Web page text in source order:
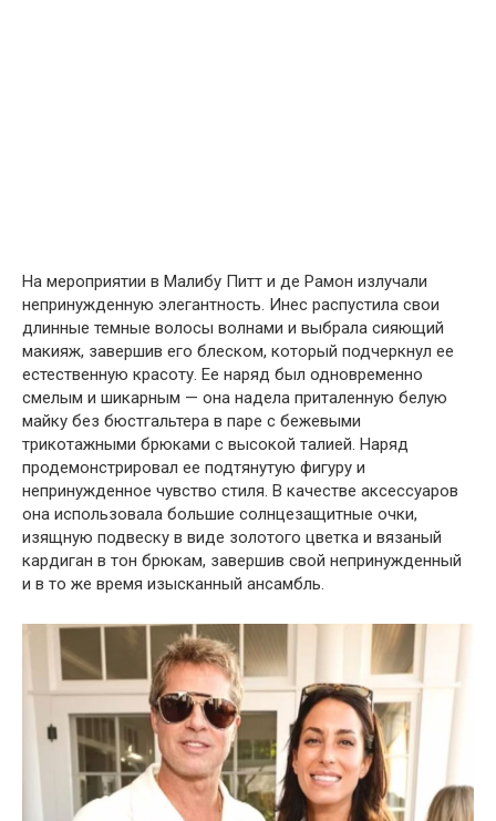
На мероприятии в Малибу Питт и де Рамон излучали
непринужденную элегантность. Инес распустила свои
длинные темные волосы волнами и выбрала сияющий
макияж, завершив его блеском, который подчеркнул ее
естественную красоту. Ее наряд был одновременно
смелым и шикарным — она надела приталенную белую
майку без бюстгальтера в паре с бежевыми
трикотажными брюками с высокой талией. Наряд
продемонстрировал ее подтянутую фигуру и
непринужденное чувство стиля. В качестве аксессуаров
она использовала большие солнцезащитные очки,
изящную подвеску в виде золотого цветка и вязаный
кардиган в тон брюкам, завершив свой непринужденный
и в то же время изысканный ансамбль.